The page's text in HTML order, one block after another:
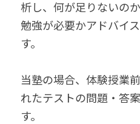
析し、何が足りないの
勉強が必要かアドバイ
す。
当塾の場合、体験授業
れたテストの問題・答
す。